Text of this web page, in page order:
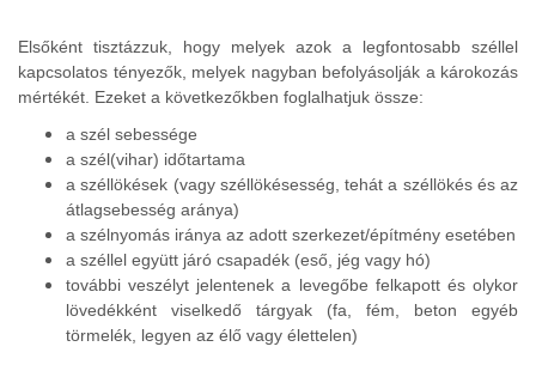
Elsőként tisztázzuk, hogy melyek azok a legfontosabb széllel
kapcsolatos tényezők, melyek nagyban befolyásolják a károkozás
mértékét. Ezeket a következőkben foglalhatjuk össze:
a szél sebessége
a szél(vihar) időtartama
a széllökések (vagy széllökésesség, tehát a széllökés és az
átlagsebesség aránya)
a szélnyomás iránya az adott szerkezet/építmény esetében
a széllel együtt járó csapadék (eső, jég vagy hó)
további veszélyt jelentenek a levegőbe felkapott és olykor
lövedékként viselkedő tárgyak (fa, fém, beton egyéb
törmelék, legyen az élő vagy élettelen)